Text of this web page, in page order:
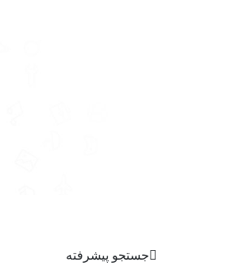
جستجو پیشرفته